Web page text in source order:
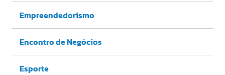
Empreendedorismo
Encontro de Negócios
Esporte